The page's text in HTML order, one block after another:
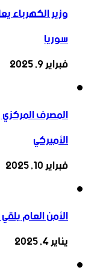
وزير الكهرباء
سوريا
فبراير 9, 2025
المصرف
الأميركي
فبراير 10, 2025
الأمن العام
يناير 4, 2025